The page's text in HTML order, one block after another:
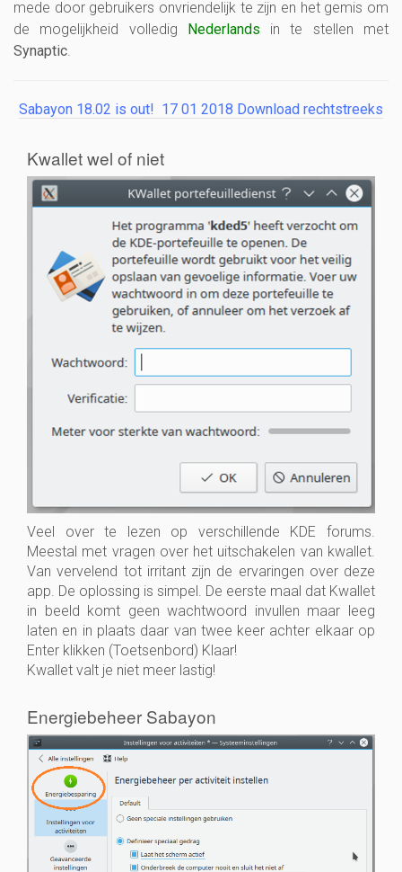
mede door gebruikers onvriendelijk te zijn en het gemis om
de mogelijkheid volledig Nederlands in te stellen met
Synaptic.
Sabayon 18.02 is out! 17 01 2018 Download rechtstreeks
Kwallet wel of niet
Veel over te lezen op verschillende KDE forums.
Meestal met vragen over het uitschakelen van kwallet.
Van vervelend tot irritant zijn de ervaringen over deze
app. De oplossing is simpel. De eerste maal dat Kwallet
in beeld komt geen wachtwoord invullen maar leeg
laten en in plaats daar van twee keer achter elkaar op
Enter klikken (Toetsenbord) Klaar!
Kwallet valt je niet meer lastig!
Energiebeheer Sabayon